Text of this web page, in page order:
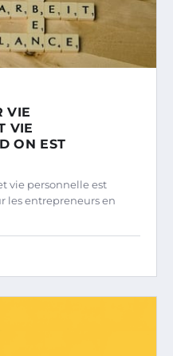
VIE
VIE
ON EST
vie personnelle est
les entrepreneurs en